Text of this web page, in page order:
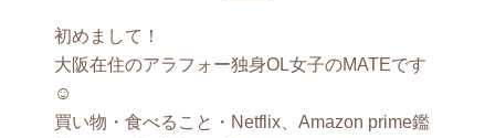
初めまして！
大阪在住のアラフォー独身OL女子のMATEです
☺︎
買い物・食べること・Netflix、Amazon prime鑑